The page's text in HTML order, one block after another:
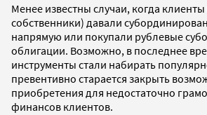
Менее известны случаи, когда
собственники) давали
напрямую или покупали рублевые
облигации. Возможно, в последнее
инструменты стали набирать
превентивно старается закрыть
приобретения для недостаточно
финансов клиентов.